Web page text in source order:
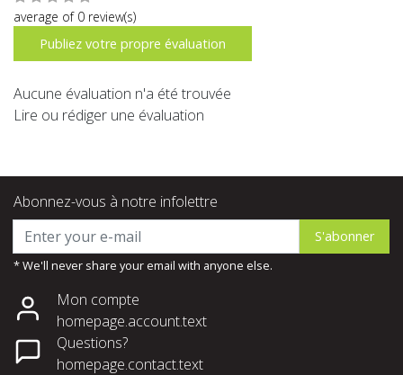
average of 0 review(s)
Publiez votre propre évaluation
Aucune évaluation n'a été trouvée
Lire ou rédiger une évaluation
Abonnez-vous à notre infolettre
S'abonner
* We'll never share your email with anyone else.
Mon compte
homepage.account.text
Questions?
homepage.contact.text